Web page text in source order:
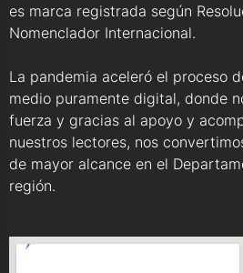
es marca registrada según
Nomenclador Internacional.
La pandemia aceleró el proceso
medio puramente digital, donde
fuerza y gracias al apoyo y
nuestros lectores, nos
de mayor alcance en el
región.